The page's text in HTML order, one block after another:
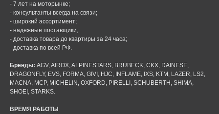
- 7 лет на моторынке;
- консультанты всегда на связи;
- широкий ассортимент;
- надежные поставщики;
- доставка товара до квартиры за 24 часа;
- доставка по всей РФ.
Бренды: AGV, AIROX, ALPINESTARS, BRUBECK, CKX, DAINESE,
DRAGONFLY, EVS, FORMA, GIVI, HJC, INFLAME, IXS, KTM, LAZER, LS2,
MACNA, MCP, MICHELIN, OXFORD, PIRELLI, SCHUBERTH, SHIMA,
SHOEI, STARKS.
ВРЕМЯ РАБОТЫ